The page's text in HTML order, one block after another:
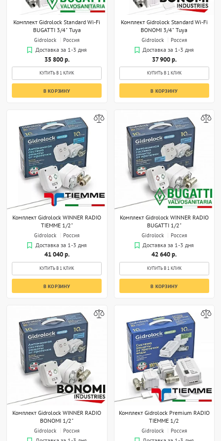
Комплект Gidrolock Standard Wi-Fi
BUGATTI 3/4" Tuya
Gidrolock
Россия
Доставка за 1-3 дня
35 800 р.
КУПИТЬ В 1 КЛИК
В КОРЗИНУ
Комплект Gidrolock Standard Wi-Fi
BONOMI 3/4" Tuya
Gidrolock
Россия
Доставка за 1-3 дня
37 900 р.
КУПИТЬ В 1 КЛИК
В КОРЗИНУ
Комплект Gidrоlock WINNER RADIO
TIEMME 1/2"
Gidrolock
Россия
Доставка за 1-3 дня
41 040 р.
КУПИТЬ В 1 КЛИК
В КОРЗИНУ
Комплект Gidrоlock WINNER RADIO
BUGATTI 1/2"
Gidrolock
Россия
Доставка за 1-3 дня
42 640 р.
КУПИТЬ В 1 КЛИК
В КОРЗИНУ
Комплект Gidrоlock WINNER RADIO
BONOMI 1/2"
Gidrolock
Россия
Комплект Gidrоlock Premium RADIO
TIEMME 1/2
Gidrolock
Россия